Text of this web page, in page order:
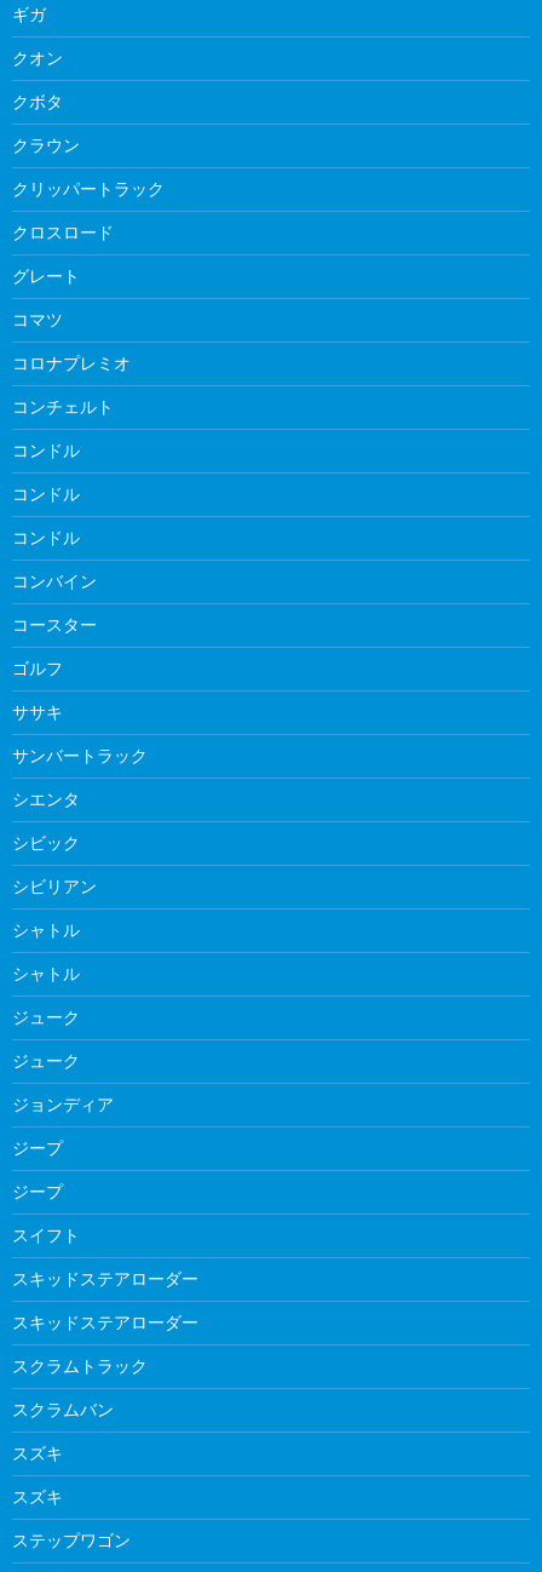
ギガ
クオン
クボタ
クラウン
クリッパートラック
クロスロード
グレート
コマツ
コロナプレミオ
コンチェルト
コンドル
コンドル
コンドル
コンバイン
コースター
ゴルフ
ササキ
サンバートラック
シエンタ
シビック
シビリアン
シャトル
シャトル
ジューク
ジューク
ジョンディア
ジープ
ジープ
スイフト
スキッドステアローダー
スキッドステアローダー
スクラムトラック
スクラムバン
スズキ
スズキ
ステップワゴン